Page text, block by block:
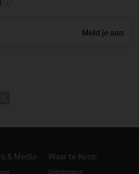
Meld je aan
& Media Waar te Koop
Distributeurs